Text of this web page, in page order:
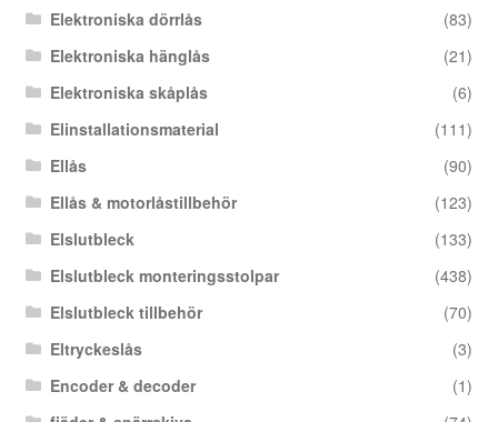
Elektroniska dörrlås
(83)
Elektroniska hänglås
(21)
Elektroniska skåplås
(6)
Elinstallationsmaterial
(111)
Ellås
(90)
Ellås & motorlåstillbehör
(123)
Elslutbleck
(133)
Elslutbleck monteringsstolpar
(438)
Elslutbleck tillbehör
(70)
Eltryckeslås
(3)
Encoder & decoder
(1)